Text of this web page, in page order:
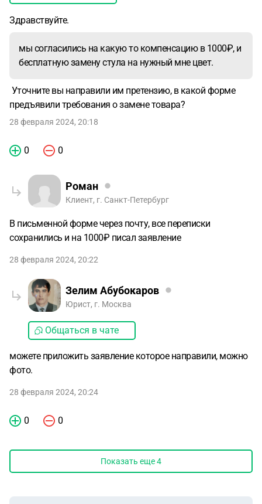
проблемы с ними мои не закончились.
что под замену, сегодня сказали что они не виноваты и
свяжутся с фабрикой и менеджер перезвонит мне. Но ни
иметь дел с ними. Хочу чтобы мне вернули деньги за все 4
стула, стулья могут забирать, (правда один собран, тот
что с правильным цветом). Ну и хочу финансовую
могу получить и как что мне дальше делать с ними?
Здравствуйте.
мы согласились на какую то компенсацию в 1000₽, и
бесплатную замену стула на нужный мне цвет.
Уточните вы направили им претензию, в какой форме
предъявили требования о замене товара?
28 февраля 2024, 20:18
0 0
Роман
Клиент, г. Санкт-Петербург
В письменной форме через почту, все переписки
сохранились и на 1000₽ писал заявление
28 февраля 2024, 20:22
Зелим Абубокаров
Юрист, г. Москва
Общаться в чате
можете приложить заявление которое направили, можно
фото.
28 февраля 2024, 20:24
0 0
Показать еще4